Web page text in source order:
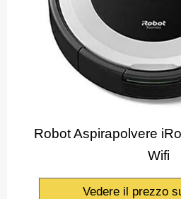
Robot Aspirapolvere
Wifi
Vedere il prezzo